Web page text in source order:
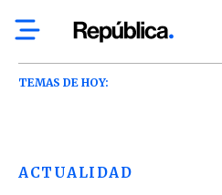
TEMAS DE HOY:
ACTUALIDAD